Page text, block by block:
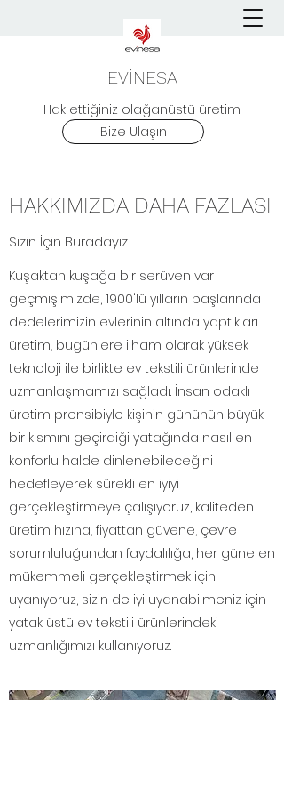
EVİNESA
Hak ettiğiniz olağanüstü üretim
Bize Ulaşın
HAKKIMIZDA DAHA FAZLASI
Sizin İçin Buradayız
Kuşaktan kuşağa bir serüven var
geçmişimizde, 1900'lü yılların başlarında
dedelerimizin evlerinin altında yaptıkları
üretim, bugünlere ilham olarak yüksek
teknoloji ile birlikte ev tekstili ürünlerinde
uzmanlaşmamızı sağladı. İnsan odaklı
üretim prensibiyle kişinin gününün büyük
bir kısmını geçirdiği yatağında nasıl en
konforlu halde dinlenebileceğini
hedefleyerek sürekli en iyiyi
gerçekleştirmeye çalışıyoruz, kaliteden
üretim hızına, fiyattan güvene, çevre
sorumluluğundan faydalılığa, her güne en
mükemmeli gerçekleştirmek için
uyanıyoruz, sizin de iyi uyanabilmeniz için
yatak üstü ev tekstili ürünlerindeki
uzmanlığımızı kullanıyoruz.